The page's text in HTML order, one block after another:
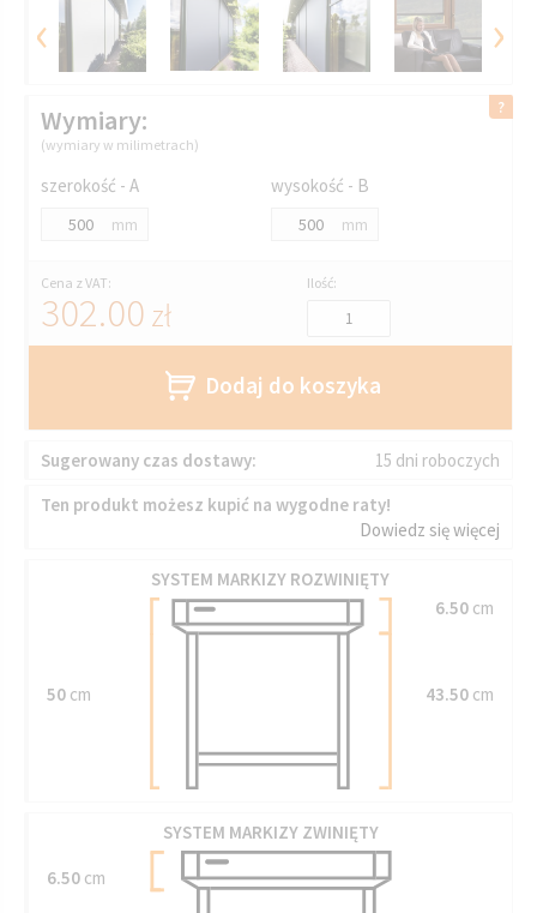
‹ ›
Wymiary:
(wymiary w milimetrach)
szerokość - A
mm
wysokość - B
mm
Cena z VAT:
302.00 zł
Ilość:
Dodaj do koszyka
Sugerowany czas dostawy:
15 dni roboczych
Ten produkt możesz kupić na wygodne raty!
Dowiedz się więcej
SYSTEM MARKIZY ROZWINIĘTY
50 cm
6.50cm
43.50cm
SYSTEM MARKIZY ZWINIĘTY
6.50 cm